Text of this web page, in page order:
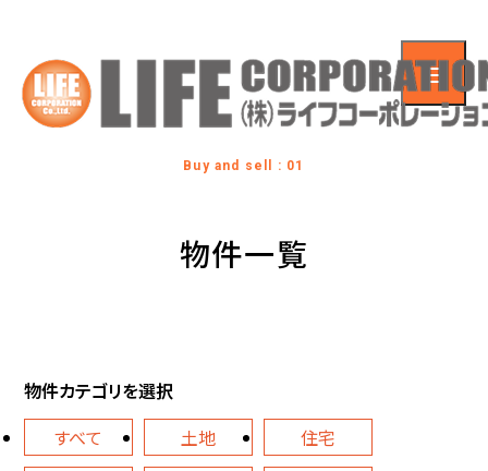
Buy and sell : 01
物件一覧
物件カテゴリを選択
すべて
土地
住宅